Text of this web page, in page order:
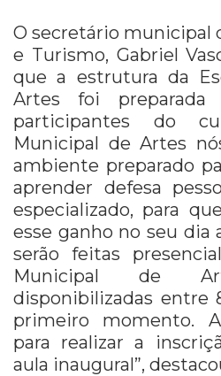
O secretário municipal
e Turismo, Gabriel
que a estrutura da
Artes foi preparada
participantes do
Municipal de Artes
ambiente preparado
aprender defesa
especializado, para
esse ganho no seu dia
serão feitas
Municipal de
disponibilizadas entre
primeiro momento.
para realizar a
aula inaugural”,